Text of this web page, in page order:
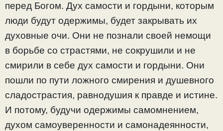
перед Богом. Дух самости и гордыни, которым
люди будут одержимы, будет закрывать их
духовные очи. Они не познали своей немощи
в борьбе со страстями, не сокрушили и не
смирили в себе дух самости и гордыни. Они
пошли по пути ложного смирения и душевного
сладострастия, равнодушия к правде и истине.
И потому, будучи одержимы самомнением,
духом самоуверенности и самонадеянности,